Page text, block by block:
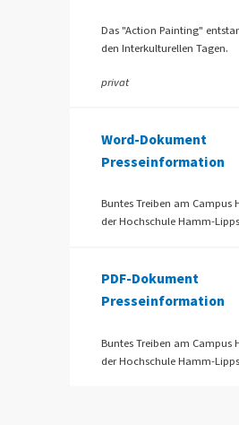
Das "Action Painting"
den Interkulturellen Tagen.
privat
Word-Dokument
Presseinformation
Buntes Treiben am Campus
der Hochschule Hamm-
PDF-Dokument
Presseinformation
Buntes Treiben am Campus
der Hochschule Hamm-